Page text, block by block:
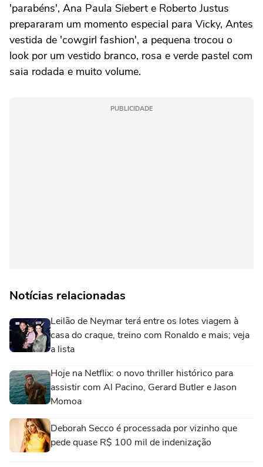
'parabéns', Ana Paula Siebert e Roberto Justus
prepararam um momento especial para Vicky, Antes
vestida de 'cowgirl fashion', a pequena trocou o
look por um vestido branco, rosa e verde pastel com
saia rodada e muito volume.
PUBLICIDADE
Notícias relacionadas
Leilão de Neymar terá entre os lotes viagem à
casa do craque, treino com Ronaldo e mais; veja
a lista
Hoje na Netflix: o novo thriller histórico para
assistir com Al Pacino, Gerard Butler e Jason
Momoa
Deborah Secco é processada por vizinho que
pede quase R$ 100 mil de indenização